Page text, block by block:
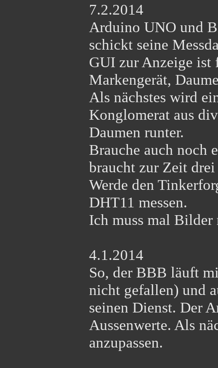
7.2.2014
Arduino UNO und
schickt seine
GUI zur Anzeige ist
Markengerät,
Als nächstes wird
Konglomerat aus
Daumen runter.
Brauche auch noch
braucht zur Zeit
Werde den
DHT11 messen.
Ich muss mal Bilder
4.1.2014
So, der BBB läuft
nicht gefallen) und
seinen Dienst. Der
Aussenwerte. Als
anzupassen.